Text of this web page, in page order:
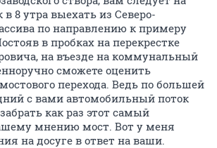
в 8 утра выехать из Северо-
по направлению к примеру
в пробках на перекрестке
на въезде на коммунальный
сможете оценить
перехода. Ведь по большей
с вами автомобильный поток
как раз этот самый
мнению мост. Вот у меня
на досуге в ответ на ваши.